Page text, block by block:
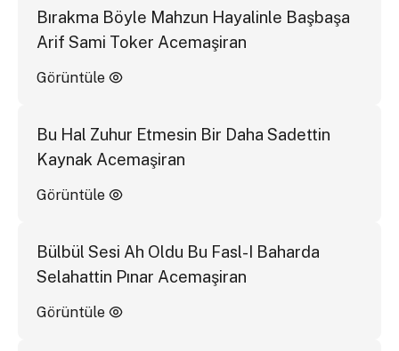
Bırakma Böyle Mahzun Hayalinle Başbaşa
Arif Sami Toker Acemaşiran
Görüntüle
Bu Hal Zuhur Etmesin Bir Daha Sadettin
Kaynak Acemaşiran
Görüntüle
Bülbül Sesi Ah Oldu Bu Fasl-I Baharda
Selahattin Pınar Acemaşiran
Görüntüle